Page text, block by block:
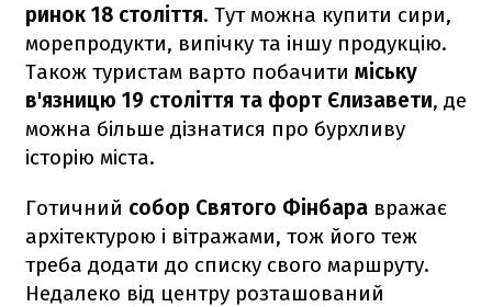
ринок 18 століття. Тут можна купити сири,
морепродукти, випічку та іншу продукцію.
Також туристам варто побачити міську
в'язницю 19 століття та форт Єлизавети, де
можна більше дізнатися про бурхливу
історію міста.
Готичний собор Святого Фінбара вражає
архітектурою і вітражами, тож його теж
треба додати до списку свого маршруту.
Недалеко від центру розташований